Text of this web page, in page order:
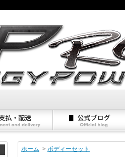
ホーム > ボディーセット